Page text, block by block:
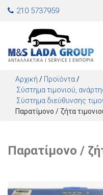
Jump to navigation
210 5737959
Αρχική / Προϊόντα /
Σύστημα τιμονιού,
Σύστημα διεύθυνσης
Παρατίμονο / ζήτα
Παρατίμονο /